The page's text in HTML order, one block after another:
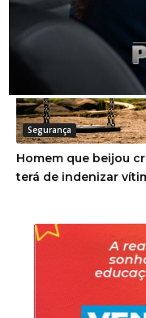
Segurança
Homem que beijou
terá de indenizar